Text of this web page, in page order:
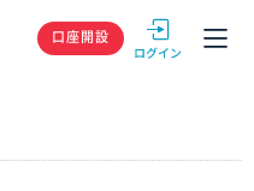
GMOクリック
口座開設